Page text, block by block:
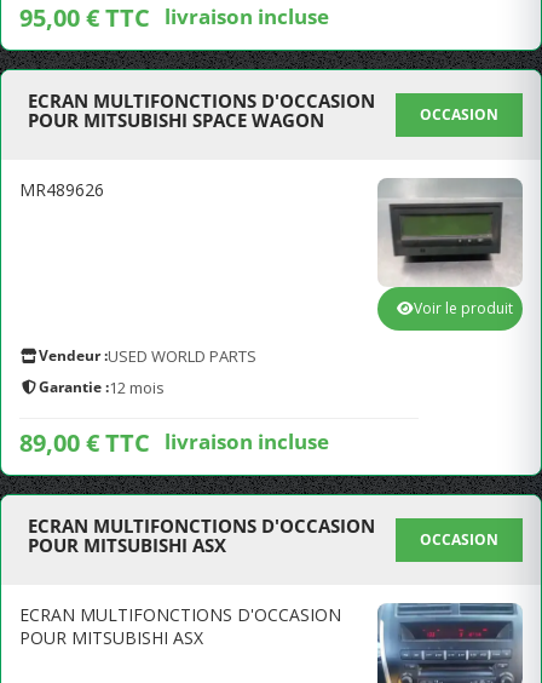
95,00 € TTC livraison incluse
ECRAN MULTIFONCTIONS D'OCCASION
POUR MITSUBISHI SPACE WAGON
OCCASION
MR489626
Vendeur :USED WORLD PARTS
Garantie :12 mois
89,00 € TTC livraison incluse
Voir le produit
ECRAN MULTIFONCTIONS D'OCCASION
POUR MITSUBISHI ASX
OCCASION
ECRAN MULTIFONCTIONS D'OCCASION
POUR MITSUBISHI ASX